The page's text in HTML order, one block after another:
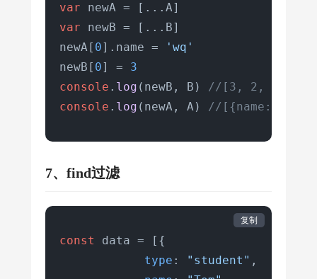
var
var newB = [...B]
newA[ 0]. name =
'wq'
newB[ 0] = 3
console . log (newB, B) //[3, 2, 4], [1, 2,
console . log (newA, A) //[{name: 'wq',
7、find过滤
const
data = [{
type : "student" ,
复制